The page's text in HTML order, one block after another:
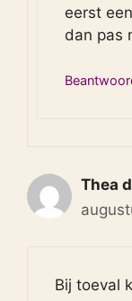
eerst
dan pas
Thea
Bij toeval